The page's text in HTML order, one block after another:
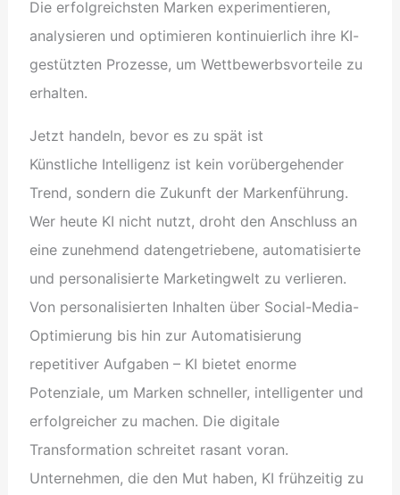
Die erfolgreichsten Marken experimentieren,
analysieren und optimieren kontinuierlich ihre KI-
gestützten Prozesse, um Wettbewerbsvorteile zu
erhalten.
Jetzt handeln, bevor es zu spät ist
Künstliche Intelligenz ist kein vorübergehender
Trend, sondern die Zukunft der Markenführung.
Wer heute KI nicht nutzt, droht den Anschluss an
eine zunehmend datengetriebene, automatisierte
und personalisierte Marketingwelt zu verlieren.
Von personalisierten Inhalten über Social-Media-
Optimierung bis hin zur Automatisierung
repetitiver Aufgaben – KI bietet enorme
Potenziale, um Marken schneller, intelligenter und
erfolgreicher zu machen. Die digitale
Transformation schreitet rasant voran.
Unternehmen, die den Mut haben, KI frühzeitig zu